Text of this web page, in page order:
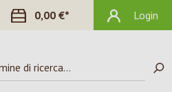
HAI 0 ARTICOLI NELLA LISTA DEI
0,00 €* Login